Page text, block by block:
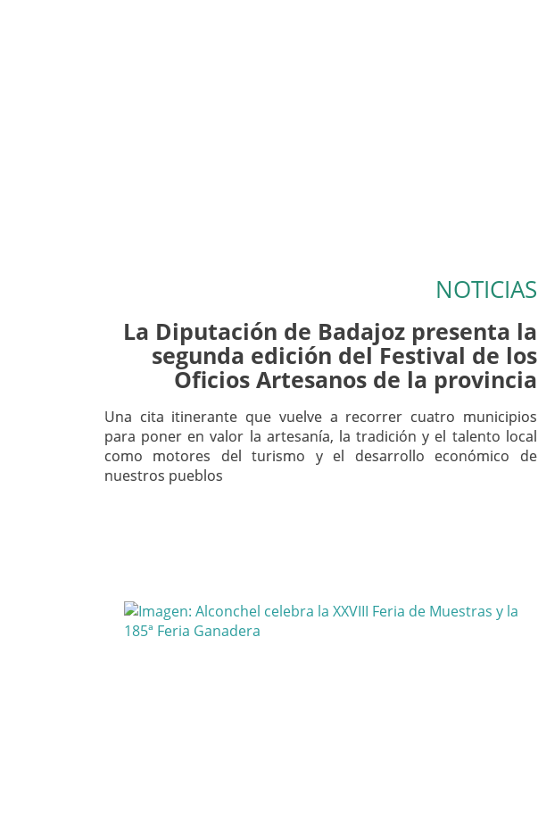
NOTICIAS
La Diputación de Badajoz presenta la
segunda edición del Festival de los
Oficios Artesanos de la provincia
Una cita itinerante que vuelve a recorrer cuatro municipios
para poner en valor la artesanía, la tradición y el talento local
como motores del turismo y el desarrollo económico de
nuestros pueblos